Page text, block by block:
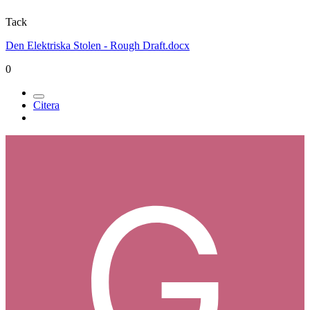
Tack
Den Elektriska Stolen - Rough Draft.docx
0
Citera